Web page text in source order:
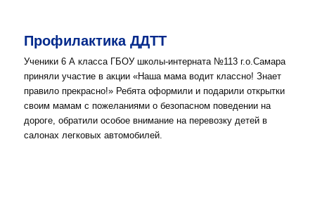
Профилактика ДДТТ
Ученики 6 А класса ГБОУ школы-интерната №113 г.о.Самара
приняли участие в акции «Наша мама водит классно! Знает
правило прекрасно!» Ребята оформили и подарили открытки
своим мамам с пожеланиями о безопасном поведении на
дороге, обратили особое внимание на перевозку детей в
салонах легковых автомобилей.